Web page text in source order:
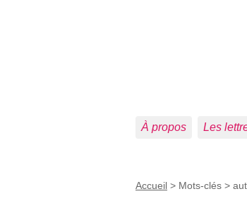
À propos Les
Accueil > Mots-clés >